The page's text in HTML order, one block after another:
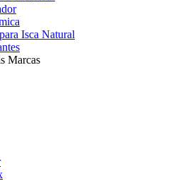
Isca Natural
Marcas